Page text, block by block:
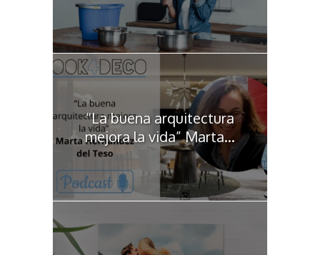
“La buena arquitectura
mejora la vida” Marta...